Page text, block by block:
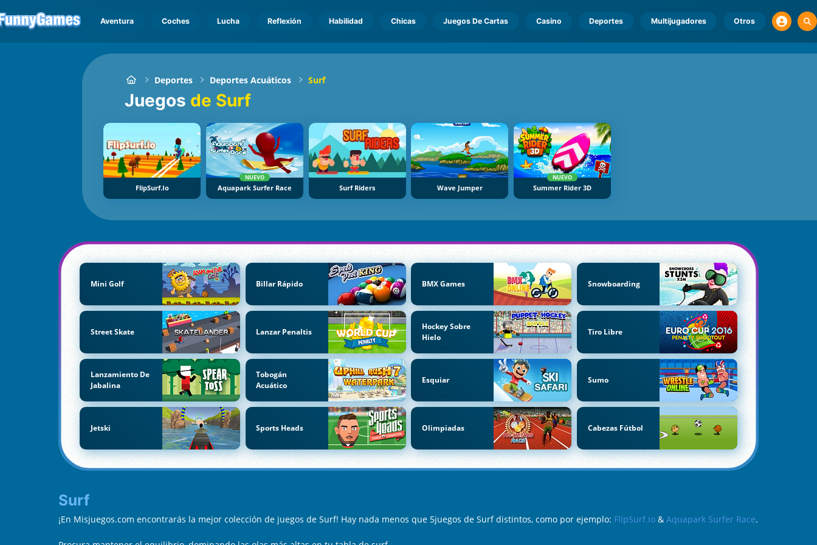
Aventura Coches Lucha Reflexión Habilidad Chicas Juegos De Cartas Casino Deportes Multijugadores Otros
Deportes Deportes Acuáticos Surf
Juegos de Surf
FlipSurf.io
NUEVO
Aquapark Surfer Race Surf Riders Wave Jumper
NUEVO
Summer Rider 3D
Mini Golf Billar Rápido BMX Games Snowboarding
Street Skate Lanzar Penaltis
Hockey Sobre
Hielo
Tiro Libre
Lanzamiento De
Jabalina
Tobogán
Acuático
Esquiar Sumo
Jetski Sports Heads Olimpiadas Cabezas Fútbol
Surf
¡En Misjuegos.com encontrarás la mejor colección de juegos de Surf! Hay nada menos que 5juegos de Surf distintos, como por ejemplo: FlipSurf.io & Aquapark Surfer Race.